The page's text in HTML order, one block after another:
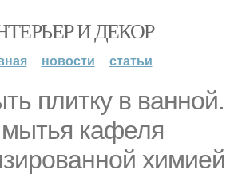
И ДЕКОР
новости статьи
плитку в ванной.
кафеля
химией